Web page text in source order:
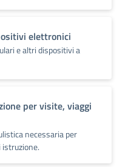
elettronici
e altri dispositivi a
per visite, viaggi
necessaria per
istruzione.